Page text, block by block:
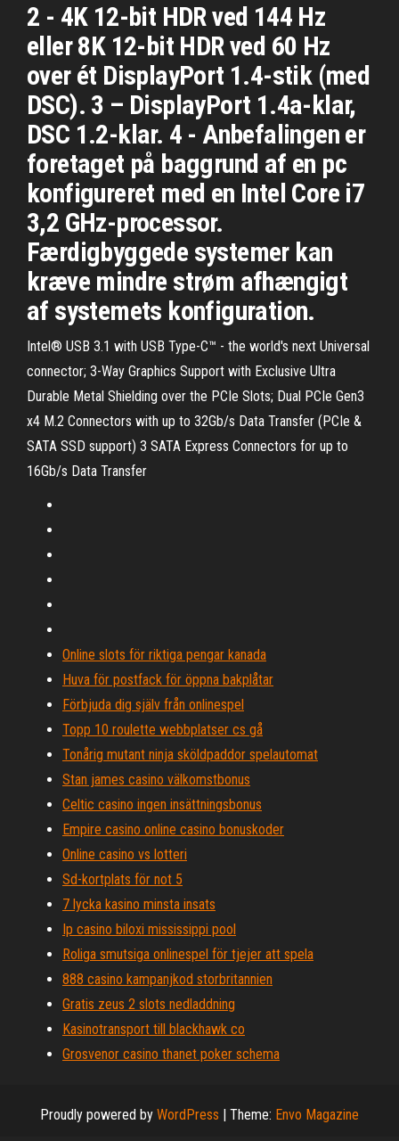
2 - 4K 12-bit HDR ved 144 Hz
eller 8K 12-bit HDR ved 60 Hz
over ét DisplayPort 1.4-stik (med
DSC). 3 – DisplayPort 1.4a-klar,
DSC 1.2-klar. 4 - Anbefalingen er
foretaget på baggrund af en pc
konfigureret med en Intel Core i7
3,2 GHz-processor.
Færdigbyggede systemer kan
kræve mindre strøm afhængigt
af systemets konfiguration.
Intel® USB 3.1 with USB Type-C™ - the world's next Universal
connector; 3-Way Graphics Support with Exclusive Ultra
Durable Metal Shielding over the PCIe Slots; Dual PCIe Gen3
x4 M.2 Connectors with up to 32Gb/s Data Transfer (PCIe &
SATA SSD support) 3 SATA Express Connectors for up to
16Gb/s Data Transfer
Online slots för riktiga pengar kanada
Huva för postfack för öppna bakplåtar
Förbjuda dig själv från onlinespel
Topp 10 roulette webbplatser cs gå
Tonårig mutant ninja sköldpaddor spelautomat
Stan james casino välkomstbonus
Celtic casino ingen insättningsbonus
Empire casino online casino bonuskoder
Online casino vs lotteri
Sd-kortplats för not 5
7 lycka kasino minsta insats
Ip casino biloxi mississippi pool
Roliga smutsiga onlinespel för tjejer att spela
888 casino kampanjkod storbritannien
Gratis zeus 2 slots nedladdning
Kasinotransport till blackhawk co
Grosvenor casino thanet poker schema
Proudly powered by WordPress | Theme: Envo Magazine